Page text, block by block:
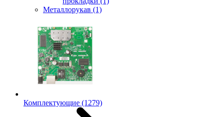
Металлорукав (1)
Комплектующие (1279)